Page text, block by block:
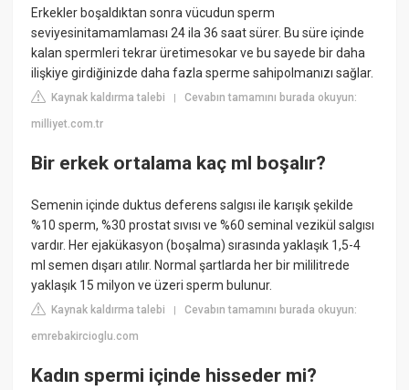
Erkekler boşaldıktan sonra vücudun sperm
seviyesinitamamlaması 24 ila 36 saat sürer. Bu süre içinde
kalan spermleri tekrar üretimesokar ve bu sayede bir daha
ilişkiye girdiğinizde daha fazla sperme sahipolmanızı sağlar.
Kaynak kaldırma talebi |Cevabın tamamını burada okuyun:
milliyet.com.tr
Bir erkek ortalama kaç ml boşalır?
Semenin içinde duktus deferens salgısı ile karışık şekilde
%10 sperm, %30 prostat sıvısı ve %60 seminal vezikül salgısı
vardır. Her ejakükasyon (boşalma) sırasında yaklaşık 1,5-4
ml semen dışarı atılır. Normal şartlarda her bir mililitrede
yaklaşık 15 milyon ve üzeri sperm bulunur.
Kaynak kaldırma talebi |Cevabın tamamını burada okuyun:
emrebakircioglu.com
Kadın spermi içinde hisseder mi?